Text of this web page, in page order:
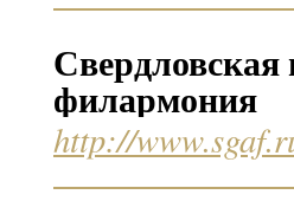
Свердловская
филармония
http://